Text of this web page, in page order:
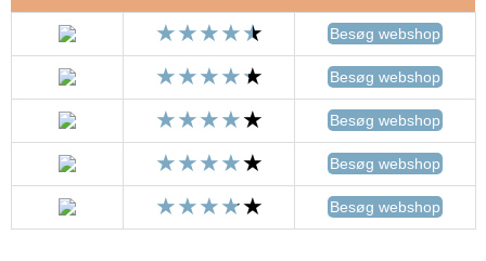
Besøg webshop
Besøg webshop
Besøg webshop
Besøg webshop
Besøg webshop